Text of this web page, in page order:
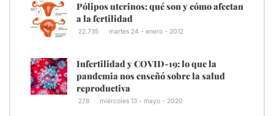
Pólipos uterinos: qué son y cómo afectan
a la fertilidad
22.735 martes 24 - enero - 2012
Infertilidad y COVID-19: lo que la
pandemia nos enseñó sobre la salud
reproductiva
278 miércoles 13 - mayo - 2020